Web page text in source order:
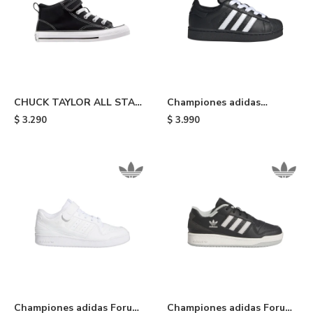
CHUCK TAYLOR ALL STAR
MALDEN STREET - Black &
$ 3.290
Championes adidas
Superstar II de niño - Black
$ 3.990
Championes adidas Forum
Championes adidas Forum